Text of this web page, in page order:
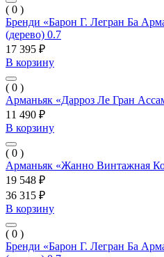
( 0 )
Бренди «Барон Г. Легран Ба
(дерево) 0.7
17 395 ₽
В корзину
( 0 )
Арманьяк «Дарроз Ле Гран
11 490 ₽
В корзину
( 0 )
Арманьяк «Жанно Винтажная
19 548 ₽
36 315 ₽
В корзину
( 0 )
Бренди «Барон Г. Легран Ба